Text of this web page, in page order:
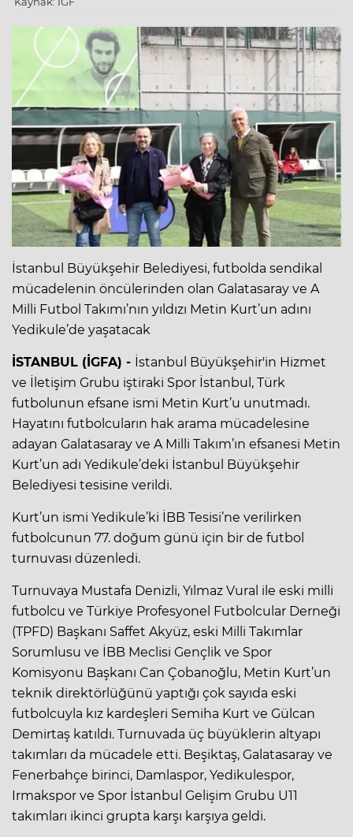
İstanbul Büyükşehir Belediyesi, futbolda sendikal
mücadelenin öncülerinden olan Galatasaray ve A
Milli Futbol Takımı’nın yıldızı Metin Kurt’un adını
Yedikule’de yaşatacak
İSTANBUL (İGFA) - İstanbul Büyükşehir'in Hizmet
ve İletişim Grubu iştiraki Spor İstanbul, Türk
futbolunun efsane ismi Metin Kurt’u unutmadı.
Hayatını futbolcuların hak arama mücadelesine
adayan Galatasaray ve A Milli Takım’ın efsanesi Metin
Kurt’un adı Yedikule’deki İstanbul Büyükşehir
Belediyesi tesisine verildi.
Kurt’un ismi Yedikule’ki İBB Tesisi’ne verilirken
futbolcunun 77. doğum günü için bir de futbol
turnuvası düzenledi.
Turnuvaya Mustafa Denizli, Yılmaz Vural ile eski milli
futbolcu ve Türkiye Profesyonel Futbolcular Derneği
(TPFD) Başkanı Saffet Akyüz, eski Milli Takımlar
Sorumlusu ve İBB Meclisi Gençlik ve Spor
Komisyonu Başkanı Can Çobanoğlu, Metin Kurt’un
teknik direktörlüğünü yaptığı çok sayıda eski
futbolcuyla kız kardeşleri Semiha Kurt ve Gülcan
Demirtaş katıldı. Turnuvada üç büyüklerin altyapı
takımları da mücadele etti. Beşiktaş, Galatasaray ve
Fenerbahçe birinci, Damlaspor, Yedikulespor,
Irmakspor ve Spor İstanbul Gelişim Grubu U11
takımları ikinci grupta karşı karşıya geldi.